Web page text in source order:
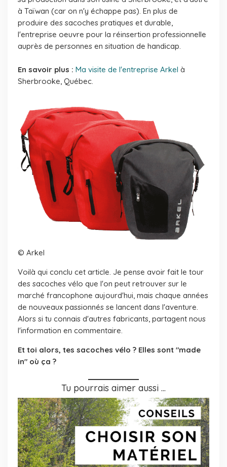
à Taïwan (car on n'y échappe pas). En plus de
produire des sacoches pratiques et durable,
l'entreprise oeuvre pour la réinsertion professionnelle
auprès de personnes en situation de handicap.
En savoir plus : Ma visite de l'entreprise Arkel à
Sherbrooke, Québec.
© Arkel
Voilà qui conclu cet article. Je pense avoir fait le tour
des sacoches vélo que l'on peut retrouver sur le
marché francophone aujourd'hui, mais chaque années
de nouveaux passionnés se lancent dans l'aventure.
Alors si tu connais d'autres fabricants, partagent nous
l'information en commentaire.
Et toi alors, tes sacoches vélo ? Elles sont "made
in" où ça ?
Tu pourrais aimer aussi ...